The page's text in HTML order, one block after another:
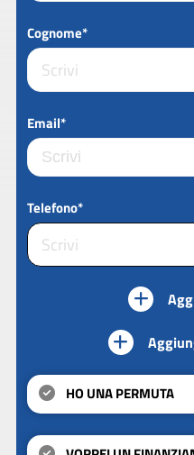
Cognome*
Email*
Telefono*
HO UNA PERMUTA